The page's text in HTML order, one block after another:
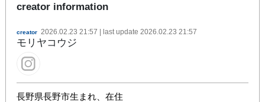
creator information
creator 2026.02.23 21:57 | last update 2026.02.23 21:57
モリヤコウジ
長野県長野市生まれ、在住